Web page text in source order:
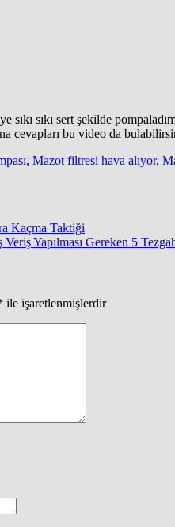
sıkı sıkı sert şekilde
cevapları bu video da
, Mazot filtresi hava alıyor,
Kaçma Taktiği
Yapılması Gereken 5
ile işaretlenmişlerdir